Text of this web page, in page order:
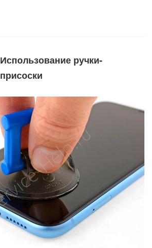
Использование ручки-
присоски